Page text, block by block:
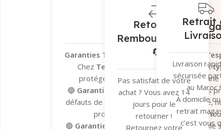
Garantie
Garanties Tera.ma – Votre tranquillité
Chez Tera.ma, nous vous offronsdeux
protéger vos achats et vous garantir une
🔵 Garantie du fabricant– Valable sur les
défauts de fabrication. En cas de problème,
processus de dépannage et de
🟢 Garantie Tera.ma Seconde Vie– Valable
Retour et
Remboursement
🔄
Pas satisfait de votre
achat ? Vous avez 14
jours pour le
retourner !
Retournez votre
Retrait
Livraison
sécurisée
au Maroc !
À domicile
retrait
c’est vous